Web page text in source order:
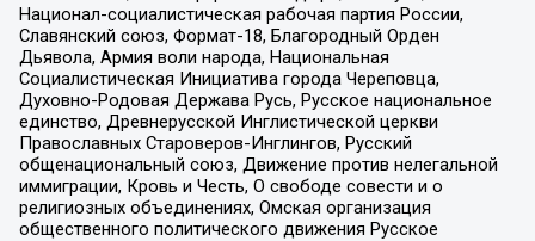
Национал-социалистическая рабочая партия России,
Славянский союз, Формат-18, Благородный Орден
Дьявола, Армия воли народа, Национальная
Социалистическая Инициатива города Череповца,
Духовно-Родовая Держава Русь, Русское национальное
единство, Древнерусской Инглистической церкви
Православных Староверов-Инглингов, Русский
общенациональный союз, Движение против нелегальной
иммиграции, Кровь и Честь, О свободе совести и о
религиозных объединениях, Омская организация
общественного политического движения Русское